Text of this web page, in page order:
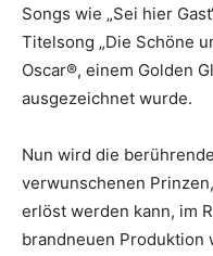
Songs wie „Sei hier
Titelsong „Die Schöne
Oscar®, einem Golden
ausgezeichnet wurde.
Nun wird die
verwunschenen
erlöst werden kann, im
brandneuen Produktion